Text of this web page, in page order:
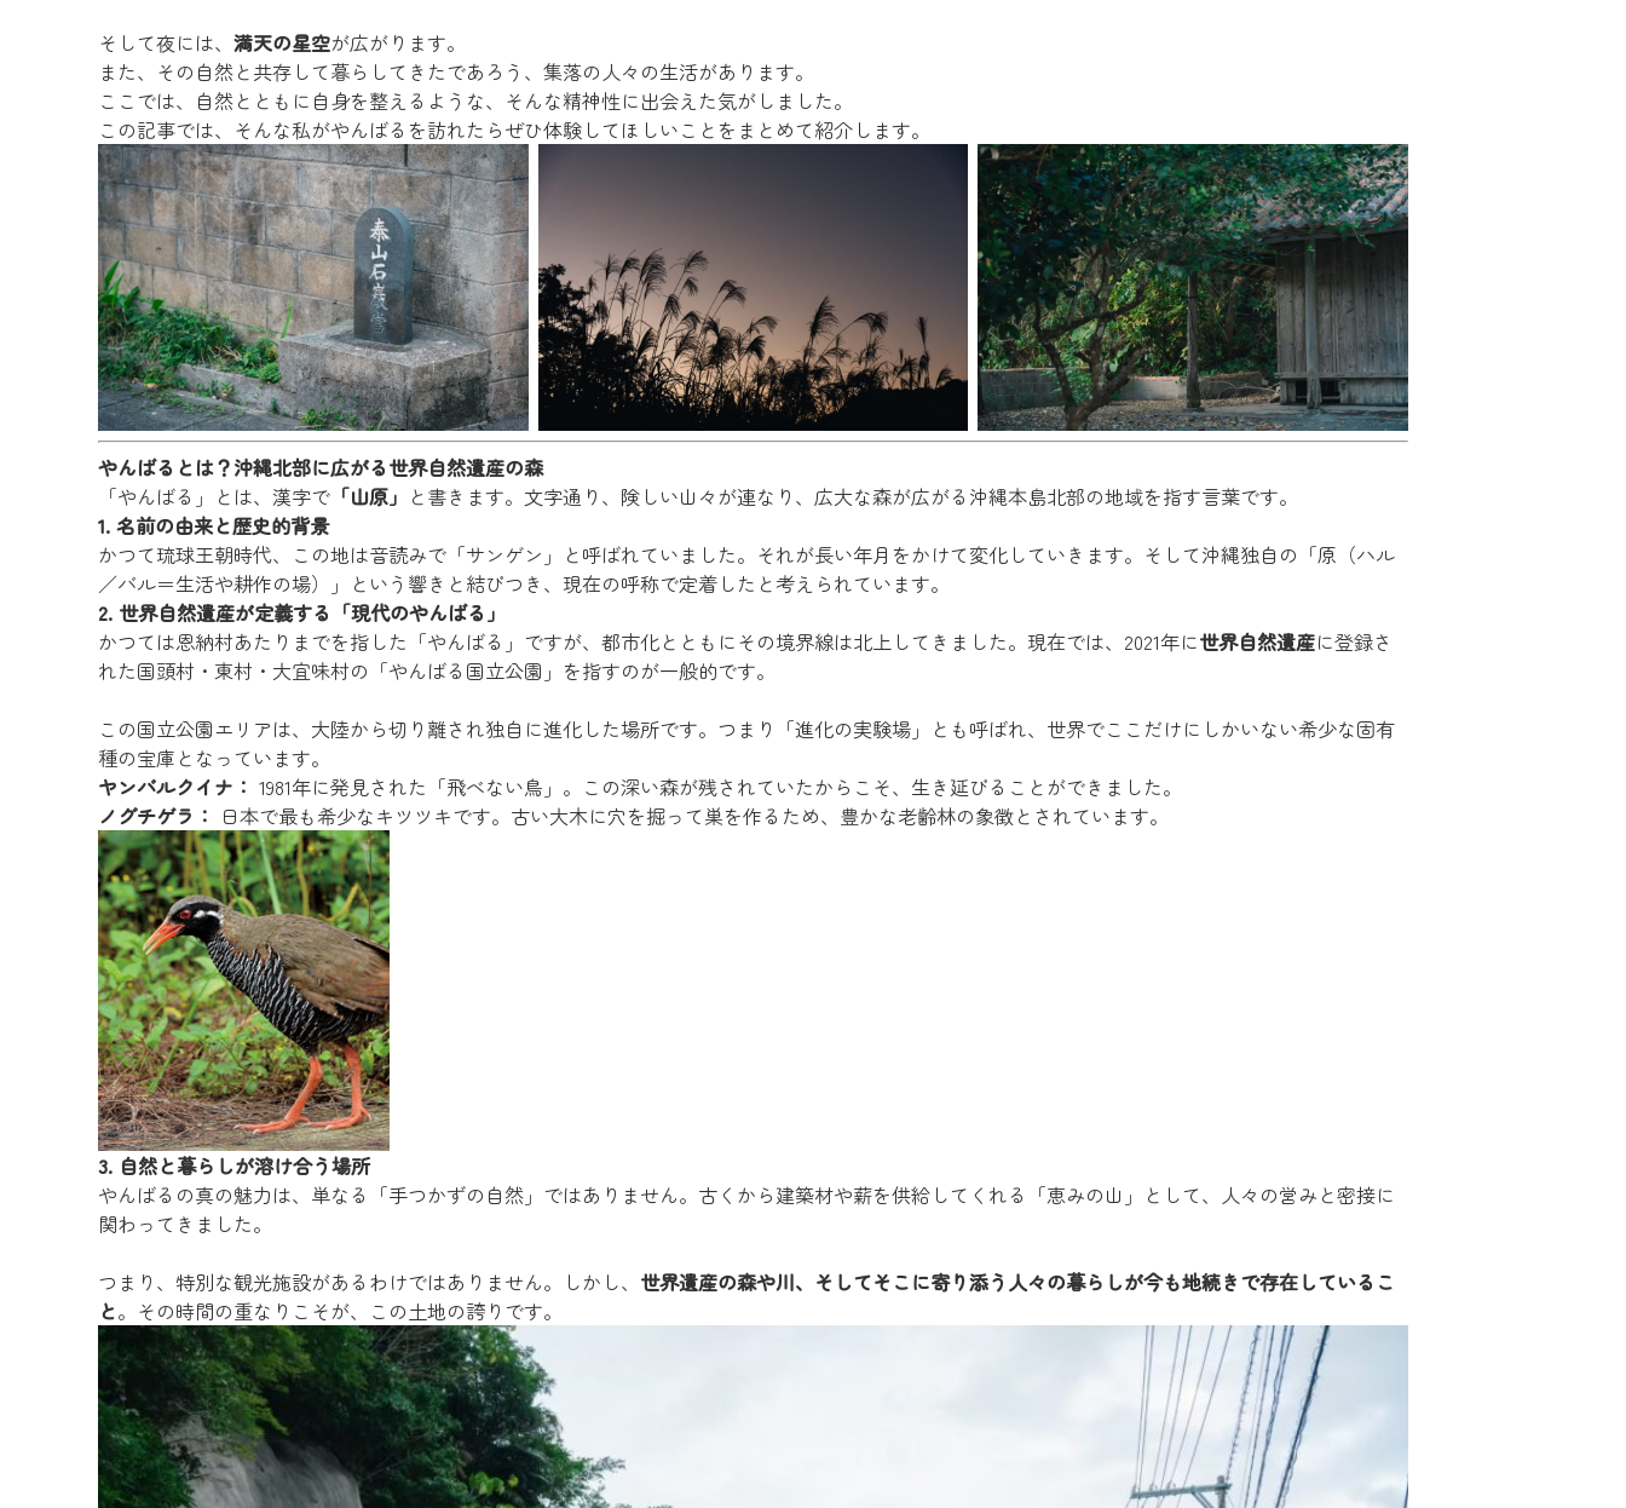
そして夜には、 満天の星空が広がります。
また、その自然と共存して暮らしてきたであろう、集落の人々の生活があります。
ここでは、自然とともに自身を整えるような、そんな精神性に出会えた気がしました。
この記事では、そんな私がやんばるを訪れたらぜひ体験してほしいことをまとめて紹介します。
やんばるとは？沖縄北部に広がる世界自然遺産の森
「やんばる」とは、漢字で「山原」 と書きます。文字通り、険しい山々が連なり、広大な森が広がる沖縄本島北部の地域を指す言葉です。
1. 名前の由来と歴史的背景
かつて琉球王朝時代、この地は音読みで「サンゲン」と呼ばれていました。それが長い年月をかけて変化していきます。そして沖縄独自の「原（ハル
／バル＝生活や耕作の場）」という響きと結びつき、現在の呼称で定着したと考えられています。
2. 世界自然遺産が定義する「現代のやんばる」
かつては恩納村あたりまでを指した「やんばる」ですが、都市化とともにその境界線は北上してきました。現在では、2021年に世界自然遺産に登録さ
れた国頭村・東村・大宜味村の「やんばる国立公園」を指すのが一般的です。
この国立公園エリアは、大陸から切り離され独自に進化した場所です。つまり「進化の実験場」とも呼ばれ、世界でここだけにしかいない希少な固有
種の宝庫となっています。
ヤンバルクイナ： 1981年に発見された「飛べない鳥」。この深い森が残されていたからこそ、生き延びることができました。
ノグチゲラ： 日本で最も希少なキツツキです。古い大木に穴を掘って巣を作るため、豊かな老齢林の象徴とされています。
3. 自然と暮らしが溶け合う場所
やんばるの真の魅力は、単なる「手つかずの自然」ではありません。古くから建築材や薪を供給してくれる「恵みの山」として、人々の営みと密接に
関わってきました。
つまり、特別な観光施設があるわけではありません。しかし、 世界遺産の森や川、そしてそこに寄り添う人々の暮らしが今も地続きで存在しているこ
と。その時間の重なりこそが、この土地の誇りです。